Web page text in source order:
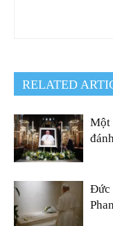
RELATED
Một
Đức